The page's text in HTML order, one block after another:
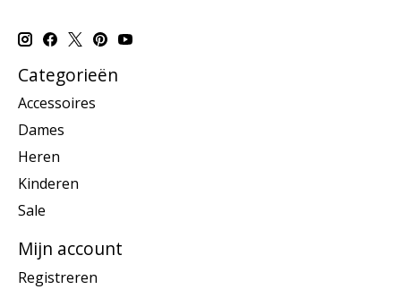
Categorieën
Accessoires
Dames
Heren
Kinderen
Sale
Mijn account
Registreren